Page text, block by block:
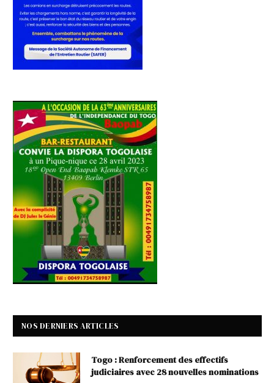
NOS DERNIERS ARTICLES
Togo : Renforcement des effectifs
judiciaires avec 28 nouvelles nominations